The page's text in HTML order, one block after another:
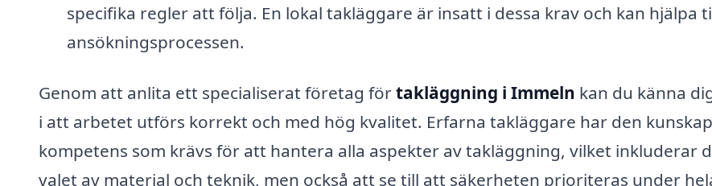
specifika regler att följa. En lokal takläggare är insatt i dessa krav och kan hjälpa
ansökningsprocessen.
Genom att anlita ett specialiserat företag förtakläggning i Immeln kan du känna
i att arbetet utförs korrekt och med hög kvalitet. Erfarna takläggare har den
kompetens som krävs för att hantera alla aspekter av takläggning, vilket inkluderar
valet av material och teknik, men också att se till att säkerheten prioriteras under